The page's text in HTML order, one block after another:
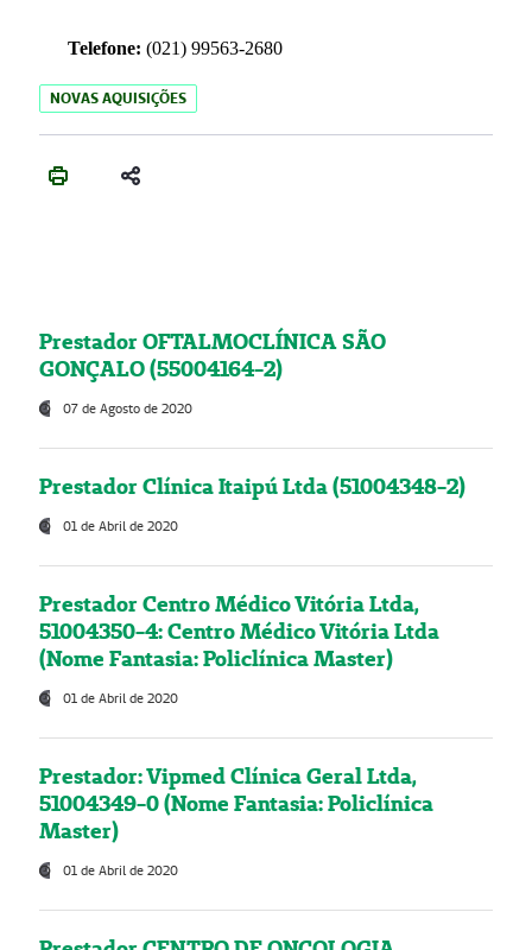
Telefone: (021) 99563-2680
NOVAS AQUISIÇÕES
Prestador OFTALMOCLÍNICA SÃO
GONÇALO (55004164-2)
07 de Agosto de 2020
Prestador Clínica Itaipú Ltda (51004348-2)
01 de Abril de 2020
Prestador Centro Médico Vitória Ltda,
51004350-4: Centro Médico Vitória Ltda
(Nome Fantasia: Policlínica Master)
01 de Abril de 2020
Prestador: Vipmed Clínica Geral Ltda,
51004349-0 (Nome Fantasia: Policlínica
Master)
01 de Abril de 2020